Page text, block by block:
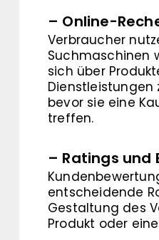
– Online-
Verbraucher
Suchmaschinen
sich über
Dienstleistungen
bevor sie eine
treffen.
– Ratings und
entscheidende
Gestaltung des
Produkt oder